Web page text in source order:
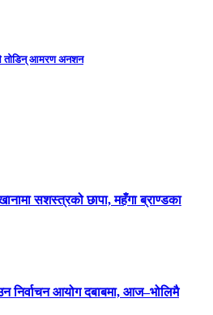
तोडिन् आमरण अनशन
सशस्त्रको छापा, महँगा ब्राण्डका
निर्वाचन आयोग दबाबमा, आज–भोलिमै